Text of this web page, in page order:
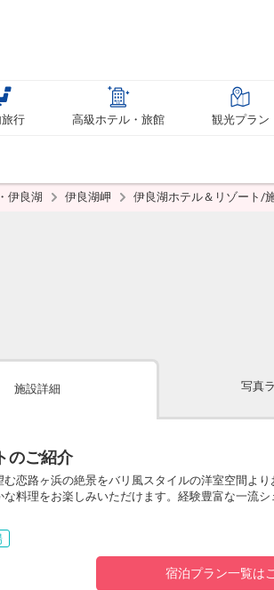
旅行 高級ホテル・旅館 観光プラン
伊良湖 伊良湖岬 伊良湖ホテル＆リゾート/
施設詳細 写真
のご紹介
恋路ヶ浜の絶景をバリ風スタイルの洋室空間よ
料理をお楽しみいただけます。経験豊富な一流
宿泊プラン一覧は